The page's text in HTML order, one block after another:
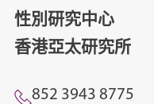
性別研究中心
香港亞太研究所
852 3943 8775